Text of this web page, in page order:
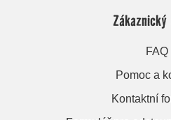
FAQ
Pomoc a
Kontaktní